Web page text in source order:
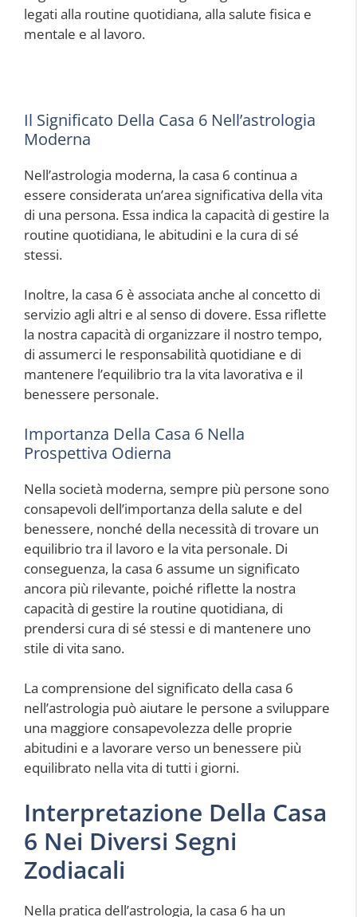
legati alla routine quotidiana, alla salute fisica e
mentale e al lavoro.
Il Significato Della Casa 6 Nell’astrologia
Moderna
Nell’astrologia moderna, la casa 6 continua a
essere considerata un’area significativa della vita
di una persona. Essa indica la capacità di gestire la
routine quotidiana, le abitudini e la cura di sé
stessi.
Inoltre, la casa 6 è associata anche al concetto di
servizio agli altri e al senso di dovere. Essa riflette
la nostra capacità di organizzare il nostro tempo,
di assumerci le responsabilità quotidiane e di
mantenere l’equilibrio tra la vita lavorativa e il
benessere personale.
Importanza Della Casa 6 Nella
Prospettiva Odierna
Nella società moderna, sempre più persone sono
consapevoli dell’importanza della salute e del
benessere, nonché della necessità di trovare un
equilibrio tra il lavoro e la vita personale. Di
conseguenza, la casa 6 assume un significato
ancora più rilevante, poiché riflette la nostra
capacità di gestire la routine quotidiana, di
prendersi cura di sé stessi e di mantenere uno
stile di vita sano.
La comprensione del significato della casa 6
nell’astrologia può aiutare le persone a sviluppare
una maggiore consapevolezza delle proprie
abitudini e a lavorare verso un benessere più
equilibrato nella vita di tutti i giorni.
Interpretazione Della Casa
6 Nei Diversi Segni
Zodiacali
Nella pratica dell’astrologia, la casa 6 ha un